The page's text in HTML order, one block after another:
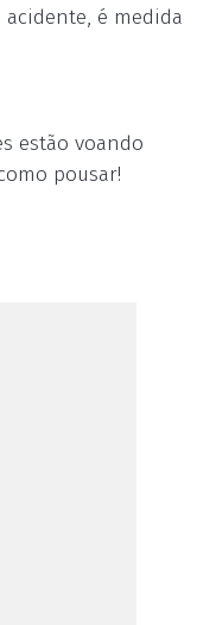
é medida
estão voando
pousar!